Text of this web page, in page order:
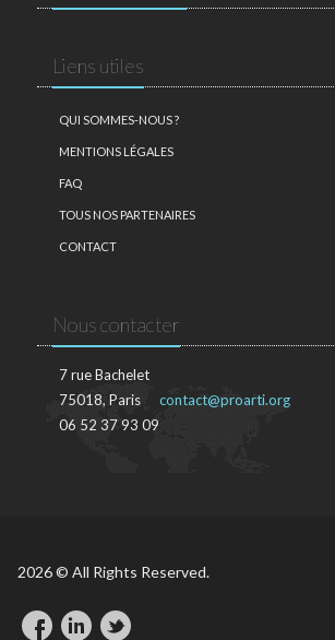
Liens utiles
QUI SOMMES-NOUS ?
MENTIONS LÉGALES
FAQ
TOUS NOS PARTENAIRES
CONTACT
Nous contacter
7 rue Bachelet
75018, Paris
06 52 37 93 09
contact@proarti.org
2026 © All Rights Reserved.